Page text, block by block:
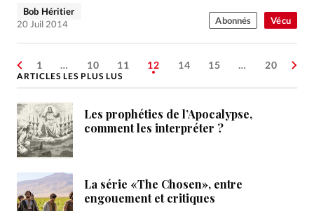
Vécu
Bob Héritier
20 Juil 2014
Abonnés
1 … 10 11 12 14 15 … 20
ARTICLES LES PLUS LUS
Les prophéties de l’Apocalypse,
comment les interpréter ?
La série «The Chosen», entre
engouement et critiques